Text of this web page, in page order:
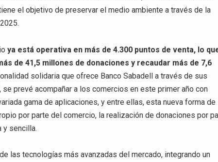
el objetivo de preservar el medio ambiente a través de la
ya está operativa en más de 4.300 puntos de venta, lo
de 41,5 millones de donaciones y recaudar más de 7,6
solidaria que ofrece Banco Sabadell a través de sus
prevé acompañar a los comercios en este primer año con
gama de aplicaciones, y entre ellas, esta nueva forma de
por parte del comercio, la realización de donaciones por
y sencilla.
las tecnologías más avanzadas del mercado, integrando un